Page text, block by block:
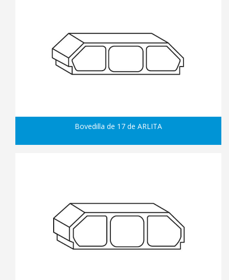
Bovedilla de 17 de ARLITA